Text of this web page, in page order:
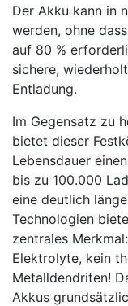
Der Akku kann in
werden, ohne
auf 80 %
sichere,
Entladung.
Im Gegensatz zu
bietet dieser
Lebensdauer
bis zu 100.000
eine deutlich
Technologien
zentrales
Elektrolyte, kein
Metalldendriten!
Akkus